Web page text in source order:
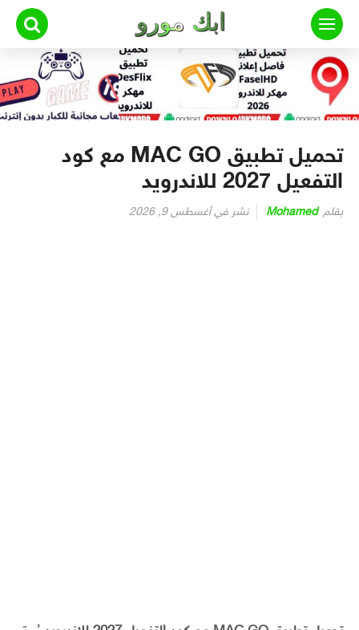
التجاوز
المحتوى
تحميل تطبيق MAC GO مع كود
التفعيل 2027 للاندرويد
بقلم Mohamed نشر في أغسطس 9, 2026